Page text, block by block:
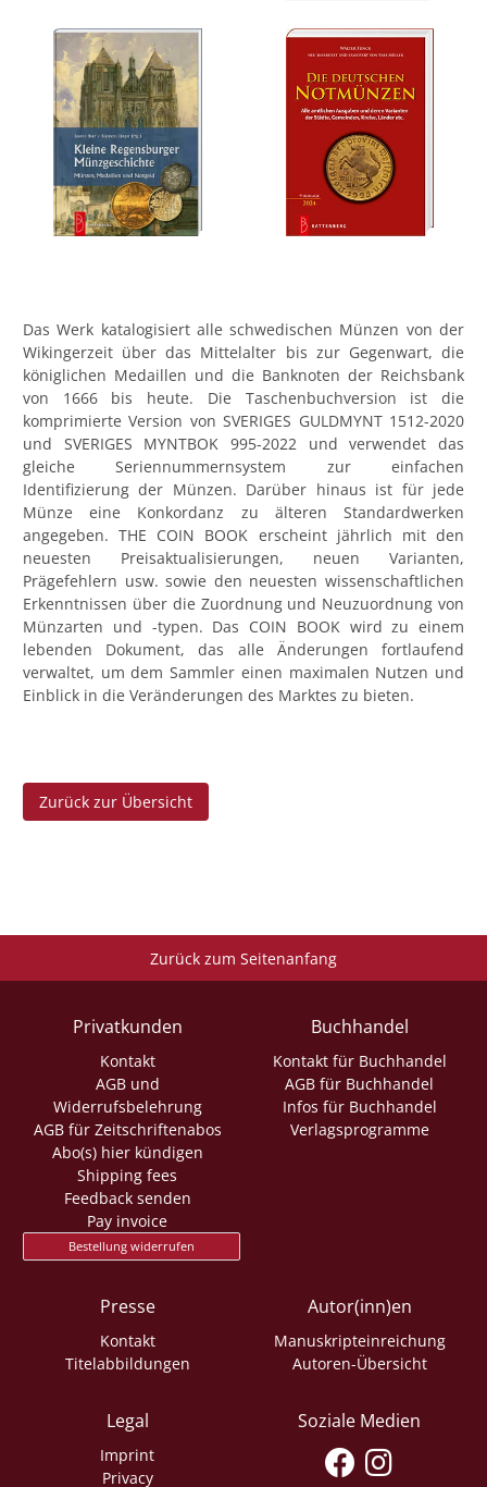
Das Werk katalogisiert alle schwedischen Münzen von der
Wikingerzeit über das Mittelalter bis zur Gegenwart, die
königlichen Medaillen und die Banknoten der Reichsbank
von 1666 bis heute. Die Taschenbuchversion ist die
komprimierte Version von SVERIGES GULDMYNT 1512-2020
und SVERIGES MYNTBOK 995-2022 und verwendet das
gleiche Seriennummernsystem zur einfachen
Identifizierung der Münzen. Darüber hinaus ist für jede
Münze eine Konkordanz zu älteren Standardwerken
angegeben. THE COIN BOOK erscheint jährlich mit den
neuesten Preisaktualisierungen, neuen Varianten,
Prägefehlern usw. sowie den neuesten wissenschaftlichen
Erkenntnissen über die Zuordnung und Neuzuordnung von
Münzarten und -typen. Das COIN BOOK wird zu einem
lebenden Dokument, das alle Änderungen fortlaufend
verwaltet, um dem Sammler einen maximalen Nutzen und
Einblick in die Veränderungen des Marktes zu bieten.
Zurück zur Übersicht
Zurück zum Seitenanfang
Privatkunden
Kontakt
AGB und
Widerrufsbelehrung
AGB für Zeitschriftenabos
Abo(s) hier kündigen
Shipping fees
Feedback senden
Pay invoice
Bestellung widerrufen
Buchhandel
Kontakt für Buchhandel
AGB für Buchhandel
Infos für Buchhandel
Verlagsprogramme
Presse
Kontakt
Titelabbildungen
Autor(inn)en
Manuskripteinreichung
Autoren-Übersicht
Legal
Imprint
Privacy
Soziale Medien